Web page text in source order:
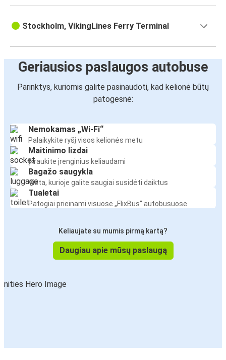
Stockholm, VikingLines Ferry Terminal
Geriausios paslaugos autobuse
Parinktys, kuriomis galite pasinaudoti, kad kelionė būtų
patogesnė:
Nemokamas „Wi-Fi“
Palaikykite ryšį visos kelionės metu
Maitinimo lizdai
Įkraukite įrenginius keliaudami
Bagažo saugykla
Vieta, kurioje galite saugiai susidėti daiktus
Tualetai
Patogiai prieinami visuose „FlixBus“ autobusuose
Keliaujate su mumis pirmą kartą?
Daugiau apie mūsų paslaugą